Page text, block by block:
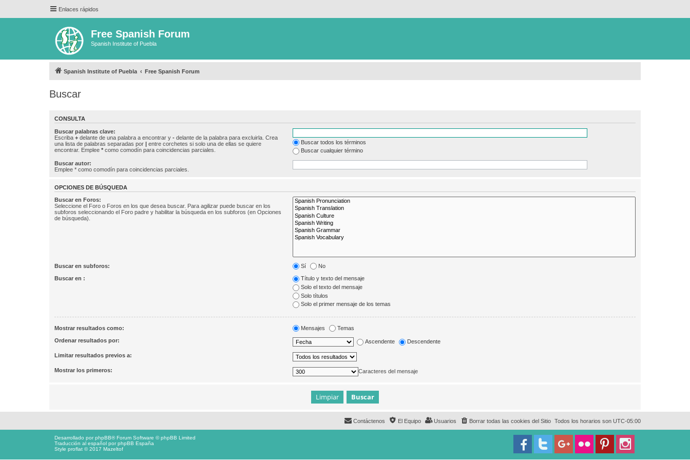
Enlaces rápidos
Free Spanish Forum
Spanish Institute of Puebla
Spanish Institute of Puebla Free Spanish Forum
Buscar
CONSULTA
Buscar palabras clave:
Escriba + delante de una palabra a encontrar y - delante de la palabra para excluirla. Crea
una lista de palabras separadas por | entre corchetes si solo una de ellas se quiere
encontrar. Emplee * como comodín para coincidencias parciales.
Buscar todos los términos
Buscar cualquier término
Buscar autor:
Emplee * como comodín para coincidencias parciales.
OPCIONES DE BÚSQUEDA
Buscar en Foros:
Seleccione el Foro o Foros en los que desea buscar. Para agilizar puede buscar en los
subforos seleccionando el Foro padre y habilitar la búsqueda en los subforos (en Opciones
de búsqueda).
Buscar en subforos: Sí No
Buscar en :
Título y texto del mensaje
Solo el texto del mensaje
Solo títulos
Solo el primer mensaje de los temas
Mostrar resultados como: Mensajes Temas
Ordenar resultados por: Ascendente Descendente
Limitar resultados previos a:
Mostrar los primeros: Caracteres del mensaje
Todos los horarios son UTC-05:00
Borrar todas las cookies del Sitio
Usuarios
El Equipo
Contáctenos
Desarrollado porphpBB® Forum Software © phpBB Limited
Traducción al español porphpBB España
Style proflat © 2017 Mazeltof